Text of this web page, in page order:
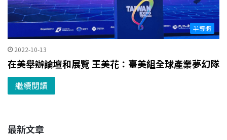
半導體
2022-10-13
在美舉辦論壇和展覽 王美花：臺美組全球產業夢幻隊
繼續閱讀
最新文章